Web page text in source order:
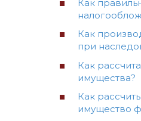
Как
Как
при
Как
имущества?
Как
имущество